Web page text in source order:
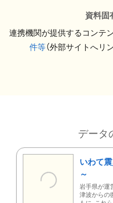
資料固
連携機関が提供するコンテン
件等（外部サイトへリ
データ
いわて
～
岩手県が運
津波からの